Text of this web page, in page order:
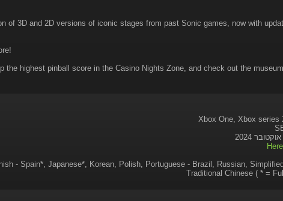
of 3D and 2D versions of iconic stages from past Sonic games, now with
the highest pinball score in the Casino Nights Zone, and check out the
Here
- Spain*, Japanese*, Korean, Polish, Portuguese - Brazil, Russian,
Traditional Chinese ( * =